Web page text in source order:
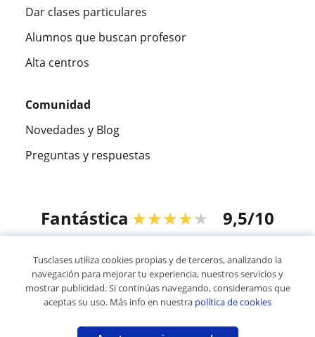
Dar clases particulares
Alumnos que buscan profesor
Alta centros
Comunidad
Novedades y Blog
Preguntas y respuestas
Fantástica ★★★★★ 9,5/10
© 2007 - 2026 Tusclases.pe
Mapa web:Profesores particulares
Tusclases utiliza cookies propias y de terceros, analizando la
navegación para mejorar tu experiencia, nuestros servicios y
mostrar publicidad. Si continúas navegando, consideramos que
aceptas su uso. Más info en nuestra política de cookies